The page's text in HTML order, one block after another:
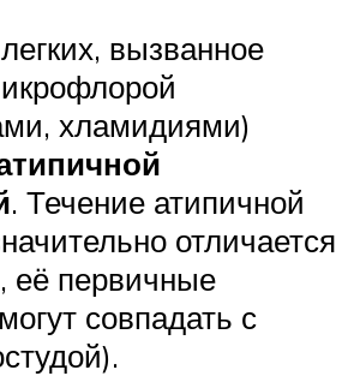
вызванное
хламидиями)
. Течение атипичной
отличается
её первичные
совпадать с